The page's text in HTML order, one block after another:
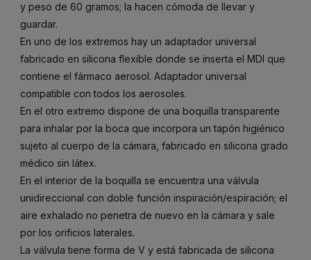
y peso de 60 gramos; la hacen cómoda de llevar y
guardar.
En uno de los extremos hay un adaptador universal
fabricado en silicona flexible donde se inserta el MDI que
contiene el fármaco aerosol. Adaptador universal
compatible con todos los aerosoles.
En el otro extremo dispone de una boquilla transparente
para inhalar por la boca que incorpora un tapón higiénico
sujeto al cuerpo de la cámara, fabricado en silicona grado
médico sin látex.
En el interior de la boquilla se encuentra una válvula
unidireccional con doble función inspiración/espiración; el
aire exhalado no penetra de nuevo en la cámara y sale
por los orificios laterales.
La válvula tiene forma de V y está fabricada de silicona